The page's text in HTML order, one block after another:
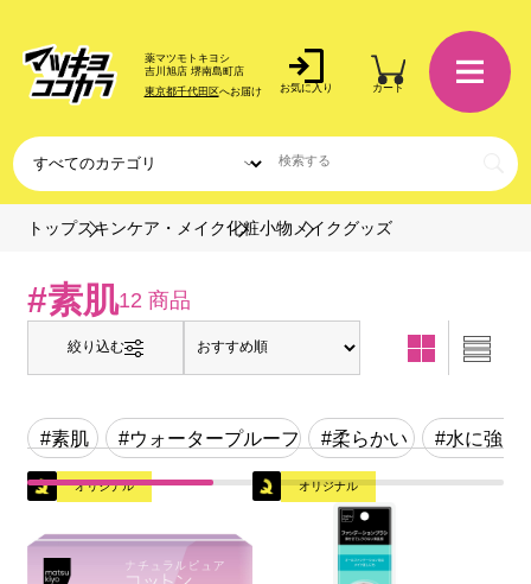
薬マツモトキヨシ
吉川旭店 堺南島町店
東京都千代田区へお届け お気に入り カート
トップスキンケア・メイク化粧小物 メイクグッズ
#素肌12 商品
絞り込む
#素肌 #ウォータープルーフ #柔らかい #水に強い
オリジナル オリジナル